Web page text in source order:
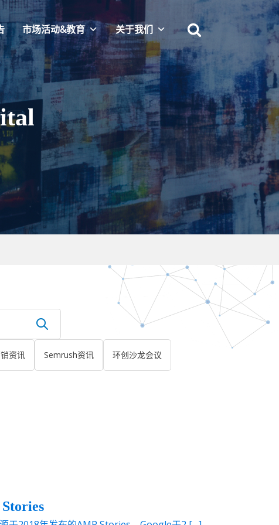
市场活动&教育 关于我们
资讯 Semrush资讯 环创沙龙会议